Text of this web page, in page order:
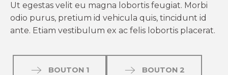
Ut egestas velit eu magna lobortis feugiat. Morbi
odio purus, pretium id vehicula quis, tincidunt id
ante. Etiam vestibulum ex ac felis lobortis placerat.
BOUTON 1 BOUTON 2